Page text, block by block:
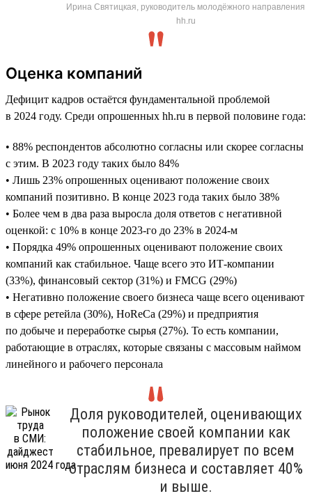
Ирина Святицкая, руководитель молодёжного направления
hh.ru
Оценка компаний
Дефицит кадров остаётся фундаментальной проблемой
в 2024 году. Среди опрошенных hh.ru в первой половине года:
• 88% респондентов абсолютно согласны или скорее согласны
с этим. В 2023 году таких было 84%
• Лишь 23% опрошенных оценивают положение своих
компаний позитивно. В конце 2023 года таких было 38%
• Более чем в два раза выросла доля ответов с негативной
оценкой: с 10% в конце 2023-го до 23% в 2024-м
• Порядка 49% опрошенных оценивают положение своих
компаний как стабильное. Чаще всего это ИТ-компании
(33%), финансовый сектор (31%) и FMCG (29%)
• Негативно положение своего бизнеса чаще всего оценивают
в сфере ретейла (30%), HoReCa (29%) и предприятия
по добыче и переработке сырья (27%). То есть компании,
работающие в отраслях, которые связаны с массовым наймом
линейного и рабочего персонала
Доля руководителей, оценивающих
положение своей компании как
стабильное, превалирует по всем
отраслям бизнеса и составляет 40%
и выше.